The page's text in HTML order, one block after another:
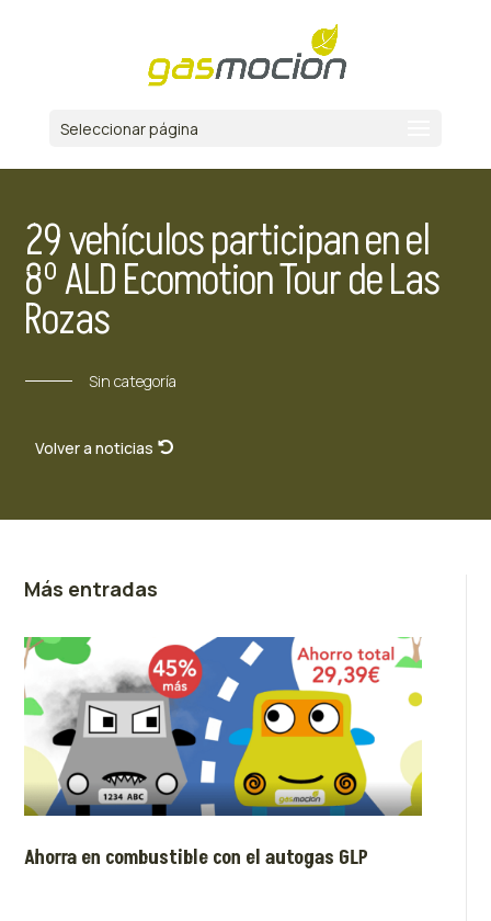
Seleccionar página
29 vehículos participan en el
8º ALD Ecomotion Tour de Las
Rozas
Sin categoría
Volver a noticias
Más entradas
Ahorra en combustible con el autogas GLP